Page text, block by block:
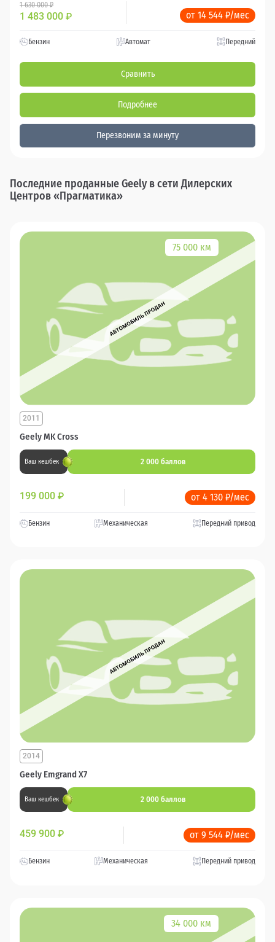
1 630 000 ₽
1 483 000 ₽ от 14 544 ₽/мес
Бензин Автомат Передний
Сравнить
Подробнее
Перезвоним за минуту
Последние проданные Geely в сети Дилерских
Центров «Прагматика»
75 000 км
Geely MK Cross
2011
Ваш кешбек 2 000 баллов
199 000 ₽ от 4 130 ₽/мес
Бензин Механическая Передний привод
Geely Emgrand X7
2014
Ваш кешбек 2 000 баллов
459 900 ₽ от 9 544 ₽/мес
Бензин Механическая Передний привод
34 000 км